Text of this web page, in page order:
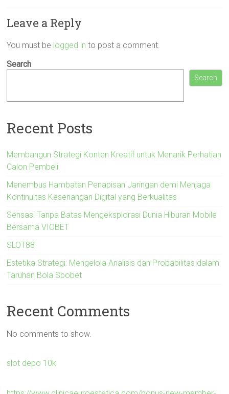
Leave a Reply
You must be logged in to post a comment.
Search
Search
Recent Posts
Membangun Strategi Konten Kreatif untuk Menarik Perhatian
Calon Pembeli
Menembus Hambatan Penapisan Jaringan demi Menjaga
Kontinuitas Kesenangan Digital yang Berkualitas
Sensasi Tanpa Batas Mengeksplorasi Dunia Hiburan Mobile
Bersama VIOBET
SLOT88
Estetika Strategi: Mengelola Analisis dan Probabilitas dalam
Taruhan Bola Sbobet
Recent Comments
No comments to show.
slot depo 10k